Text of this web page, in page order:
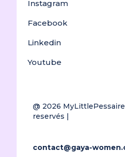
Instagram
Facebook
Linkedin
Youtube
@ 2026
reservés |
contact@gaya-